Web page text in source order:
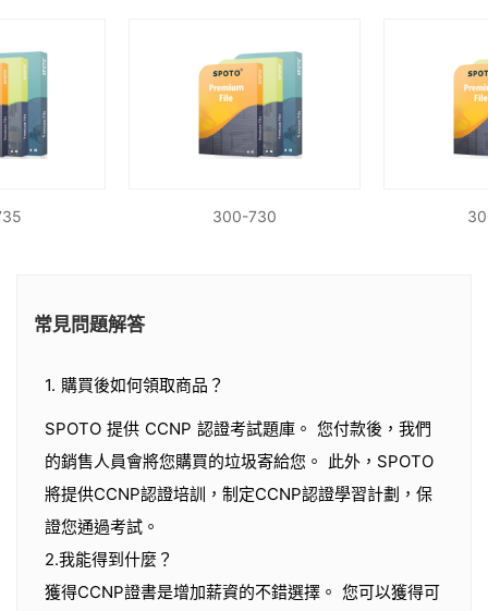
300-730
常見問題解答
1. 購買後如何領取商品？
SPOTO 提供 CCNP 認證考試題庫。 您付款後，我們
的銷售人員會將您購買的垃圾寄給您。 此外，SPOTO
將提供CCNP認證培訓，制定CCNP認證學習計劃，保
證您通過考試。
2.我能得到什麼？
獲得CCNP證書是增加薪資的不錯選擇。 您可以獲得可